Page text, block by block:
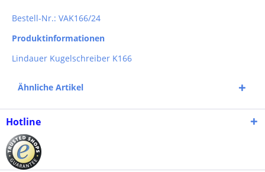
Bestell-Nr.: VAK166/24
Produktinformationen
Lindauer Kugelschreiber K166
Ähnliche Artikel
Hotline